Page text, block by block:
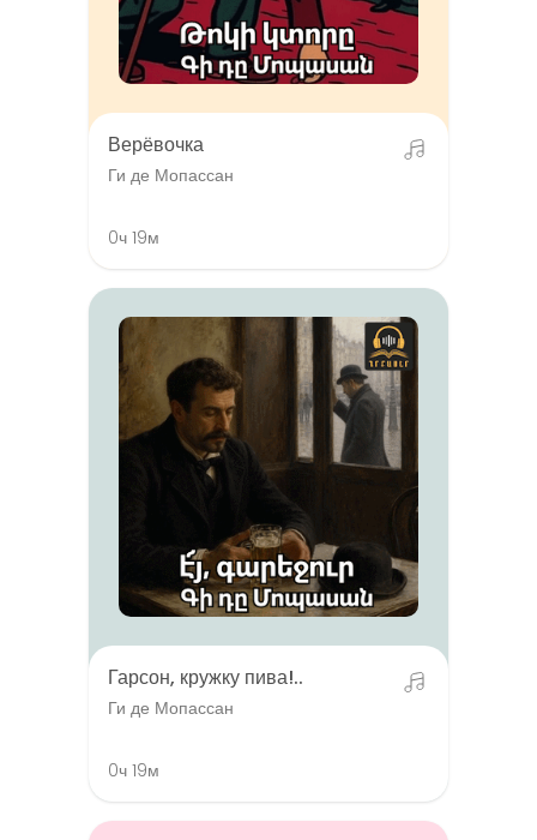
Верёвочка
Ги де Мопассан
0ч 19м
Гарсон, кружку пива!..
Ги де Мопассан
0ч 19м